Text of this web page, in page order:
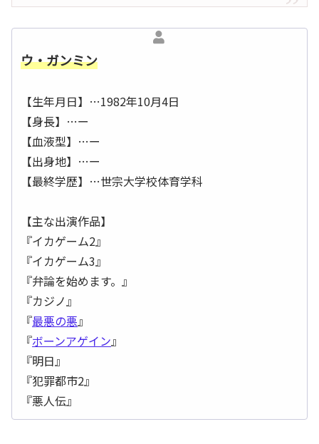
ウ・ガンミン
【生年月日】…1982年10月4日
【身長】…ー
【血液型】…ー
【出身地】…ー
【最終学歴】…世宗大学校体育学科
【主な出演作品】
『イカゲーム2』
『イカゲーム3』
『弁論を始めます。』
『カジノ』
『最悪の悪』
『ボーンアゲイン』
『明日』
『犯罪都市2』
『悪人伝』